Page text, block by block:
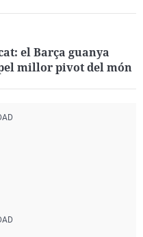
el Barça guanya
millor pivot del món